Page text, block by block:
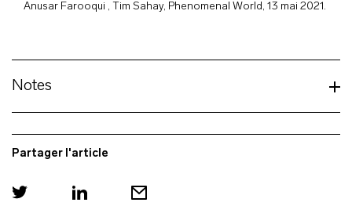
Anusar Farooqui , Tim Sahay, Phenomenal World, 13 mai 2021.
Notes
Partager l'article